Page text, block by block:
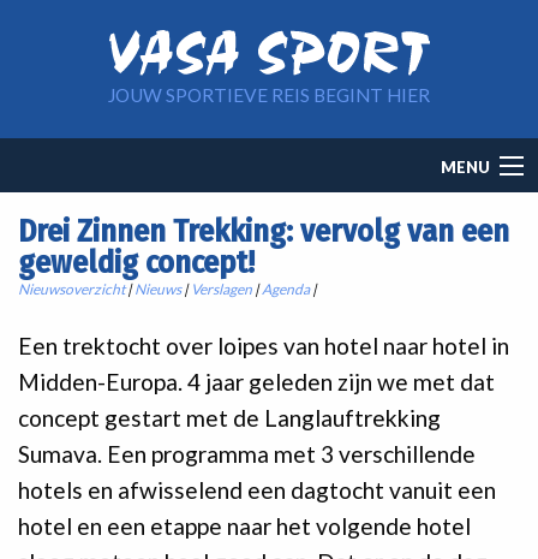
JOUW SPORTIEVE REIS BEGINT HIER
navigation
MENU
Drei Zinnen Trekking: vervolg van een
geweldig concept!
Nieuwsoverzicht|Nieuws| Verslagen |Agenda|
Een trektocht over loipes van hotel naar hotel in
Midden-Europa. 4 jaar geleden zijn we met dat
concept gestart met de Langlauftrekking
Sumava. Een programma met 3 verschillende
hotels en afwisselend een dagtocht vanuit een
hotel en een etappe naar het volgende hotel